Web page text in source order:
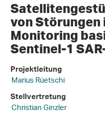
von Störungen
Monitoring
Sentinel-1
Projektleitung
Marius Rüetschi
Stellvertretung
Christian Ginzler